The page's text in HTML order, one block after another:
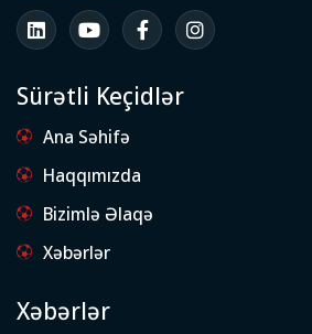
Sürətli Keçidlər
Ana Səhifə
Haqqımızda
Bizimlə Əlaqə
Xəbərlər
Xəbərlər